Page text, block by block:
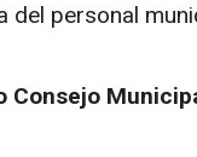
del personal
Consejo